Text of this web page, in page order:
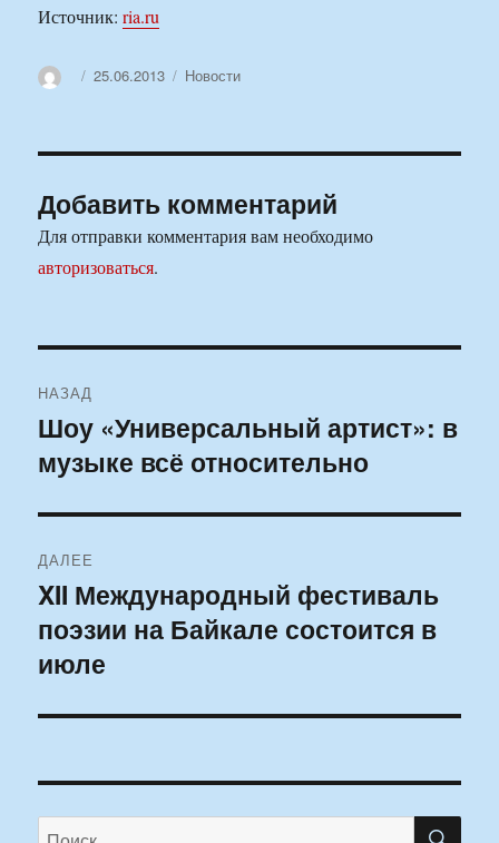
Источник:ria.ru
АвторОпубликовано
25.06.2013 Рубрики
Новости
Добавить комментарий
Для отправки комментария вам необходимо
авторизоваться.
по
записям
НАЗАД
Предыдущая
запись:
Шоу «Универсальный артист»: в
музыке всё относительно
ДАЛЕЕ
Следующая
запись:
XII Международный фестиваль
поэзии на Байкале состоится в
июле
Искать: